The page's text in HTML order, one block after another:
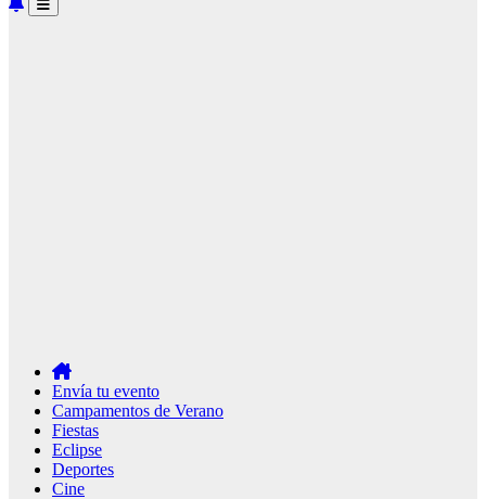
Envía tu evento
Campamentos de Verano
Fiestas
Eclipse
Deportes
Cine